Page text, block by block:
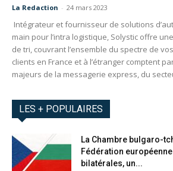
La Redaction - 24 mars 2023
Intégrateur et fournisseur de solutions
main pour l’intra logistique, Solystic offre
de tri, couvrant l’ensemble du spectre de
clients en France et à l’étranger comptent
majeurs de la messagerie express, du
LES + POPULAIRES
La Chambre bulgaro-
Fédération
bilatérales, un...